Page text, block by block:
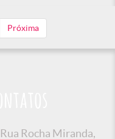
Próxima
Rua Rocha Miranda,